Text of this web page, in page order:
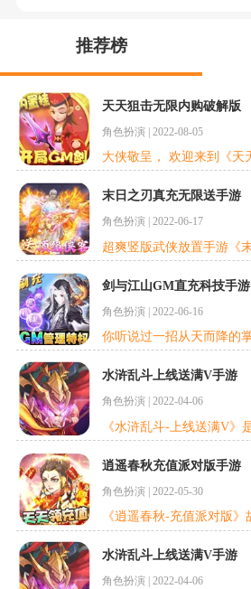
推荐榜
天天狙击无限内购破解版
角色扮演 | 2022-08-05
末日之刃真充无限送手游
角色扮演 2022-06-17
剑与江山GM直充科技手游
角色扮演 | 2022-06-16
水浒乱斗上线送满V手游
角色扮演 2022-04-06
逍遥春秋充值派对版手游
角色扮演 | 2022-05-30
水浒乱斗上线送满V手游
角色扮演 2022-04-06